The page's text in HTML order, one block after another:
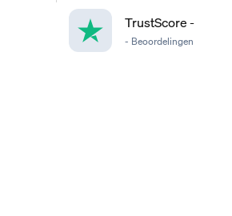
TrustScore-
- Beoordelingen